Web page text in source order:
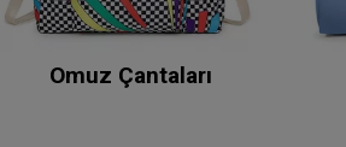
Omuz Çantaları